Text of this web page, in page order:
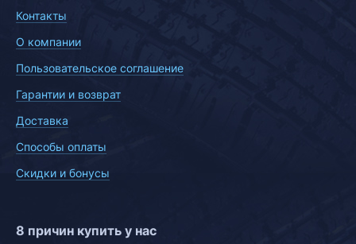
Контакты
О компании
Пользовательское соглашение
Гарантии и возврат
Доставка
Способы оплаты
Скидки и бонусы
8 причин купить у нас